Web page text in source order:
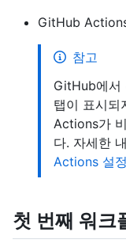
GitHub
참고
GitHub에서
탭이 표시되
Actions가
다. 자세한
Actions 설
첫 번째 워크